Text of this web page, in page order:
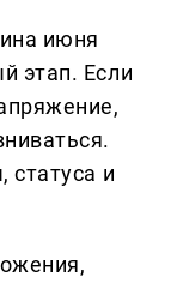
июня
этап. Если
статуса и